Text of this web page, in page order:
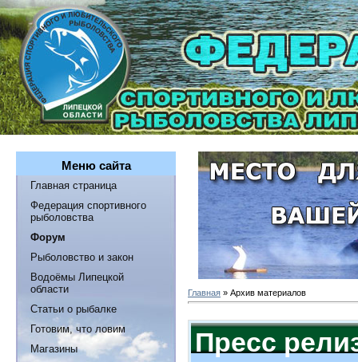
Меню сайта
Главная страница
Федерация спортивного
рыболовства
Форум
Рыболовство и закон
Водоёмы Липецкой
области
Статьи о рыбалке
Готовим, что ловим
Магазины
Главная » Архив материалов
Пресс